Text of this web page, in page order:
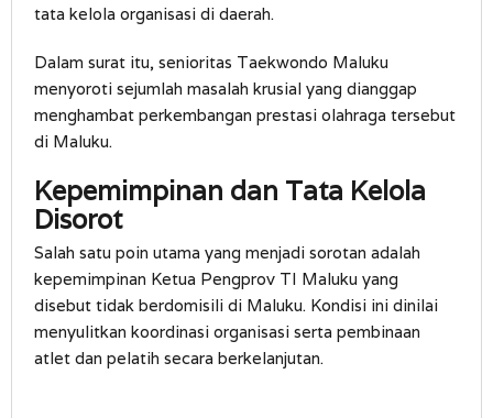
tata kelola organisasi di daerah.
Dalam surat itu, senioritas Taekwondo Maluku
menyoroti sejumlah masalah krusial yang dianggap
menghambat perkembangan prestasi olahraga tersebut
di Maluku.
Kepemimpinan dan Tata Kelola
Disorot
Salah satu poin utama yang menjadi sorotan adalah
kepemimpinan Ketua Pengprov TI Maluku yang
disebut tidak berdomisili di Maluku. Kondisi ini dinilai
menyulitkan koordinasi organisasi serta pembinaan
atlet dan pelatih secara berkelanjutan.